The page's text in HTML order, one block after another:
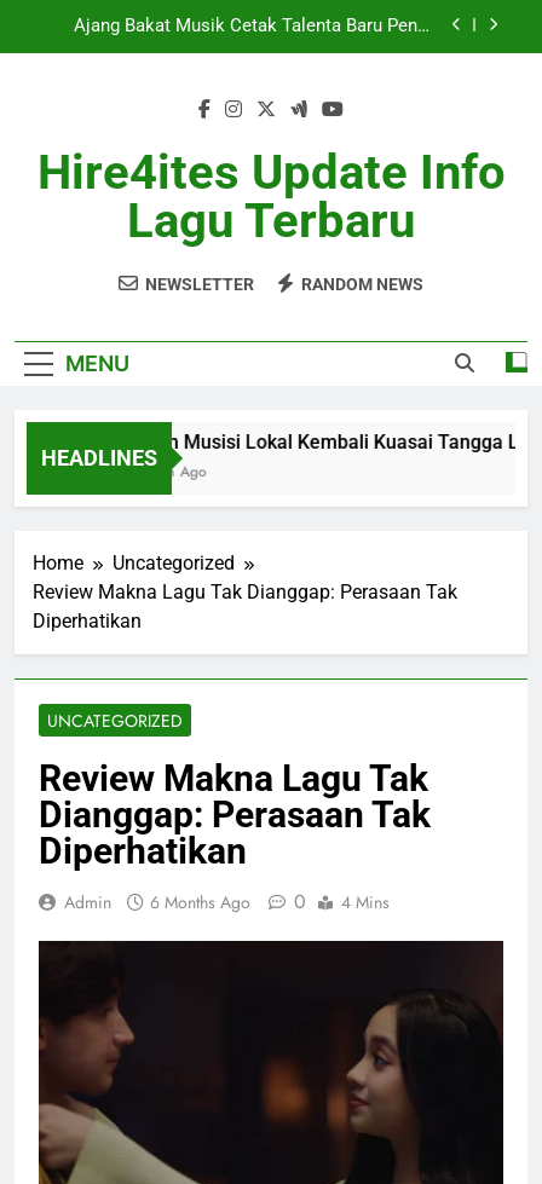
Potensi
Berita Musik Hits dengan Update Lagu Viral
Industri Musik Global Semakin Kompetitif Mei
Album Musisi Lokal Kembali Kuasai Tangga Lagu
Ajang Bakat Musik Cetak Talenta Baru Penuh
Potensi
Terbaru
2026
Hire4ites Update Info
Lagu Terbaru
NEWSLETTER RANDOM NEWS
MENU
HEADLINES
Album Musisi Lokal Kembali Kuasai Tangga Lagu
1 Month Ago
Home
Uncategorized
Review Makna Lagu Tak Dianggap: Perasaan Tak
Diperhatikan
UNCATEGORIZED
Review Makna Lagu Tak
Dianggap: Perasaan Tak
Diperhatikan
Admin 6 Months Ago 0 4 Mins